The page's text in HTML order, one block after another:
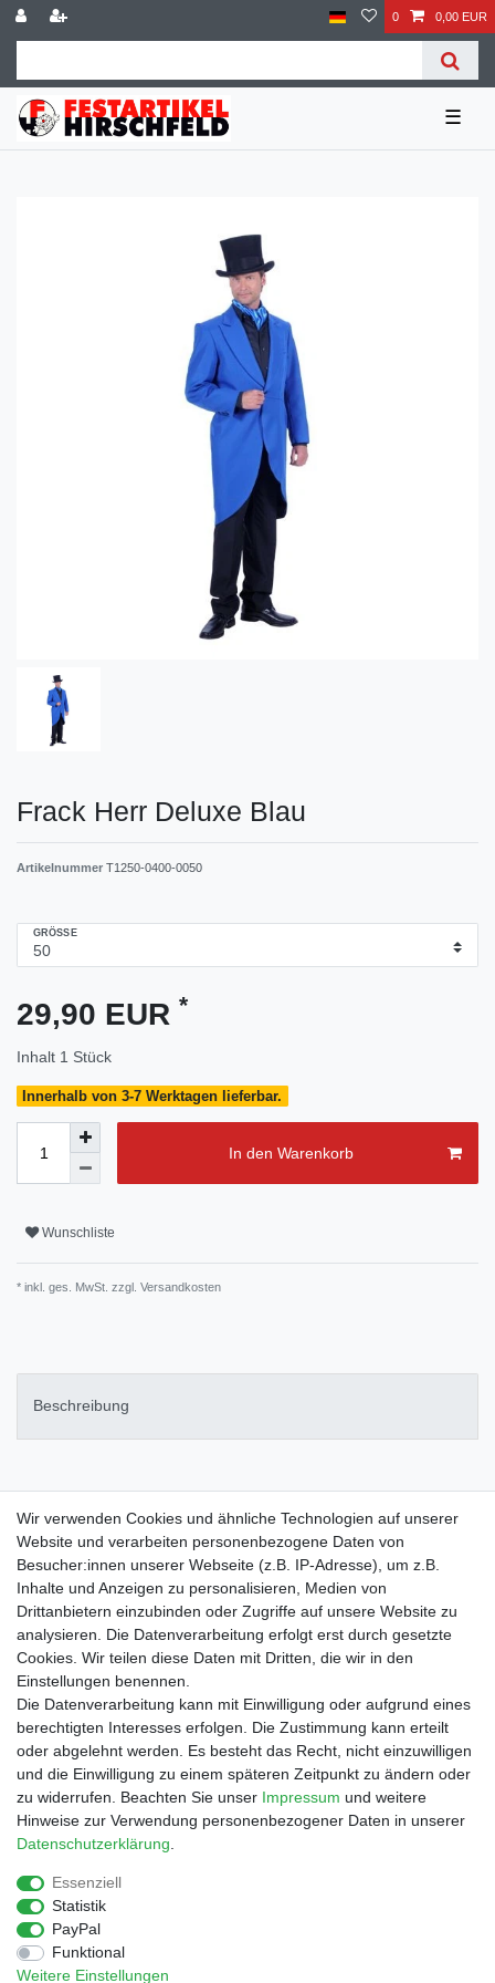
0 0,00 EUR
☰
Frack Herr Deluxe Blau
Artikelnummer T1250-0400-0050
GRÖSSE
29,90 EUR *
Inhalt 1 Stück
Innerhalb von 3-7 Werktagen lieferbar.
In den Warenkorb
Wunschliste
* inkl. ges. MwSt. zzgl. Versandkosten
Beschreibung
Textilkennzeichnung:100% Polyester
Shop
Zahlungs- und Versandbedingungen
Warenkorb
Kasse
Mein Konto
Kontakt
Facebook
Service
Impressum
Widerrufs­recht
Wir verwenden Cookies und ähnliche Technologien auf unserer
Website und verarbeiten personenbezogene Daten von
Besucher:innen unserer Webseite (z.B. IP-Adresse), um z.B.
Inhalte und Anzeigen zu personalisieren, Medien von
Drittanbietern einzubinden oder Zugriffe auf unsere Website zu
analysieren. Die Datenverarbeitung erfolgt erst durch gesetzte
Cookies. Wir teilen diese Daten mit Dritten, die wir in den
Einstellungen benennen.
Die Datenverarbeitung kann mit Einwilligung oder aufgrund eines
berechtigten Interesses erfolgen. Die Zustimmung kann erteilt
oder abgelehnt werden. Es besteht das Recht, nicht einzuwilligen
und die Einwilligung zu einem späteren Zeitpunkt zu ändern oder
zu widerrufen. Beachten Sie unser Impressum und weitere
Hinweise zur Verwendung personenbezogener Daten in unserer
Daten­schutz­erklärung
Essenziell
Statistik
PayPal
Funktional
Weitere Einstellungen